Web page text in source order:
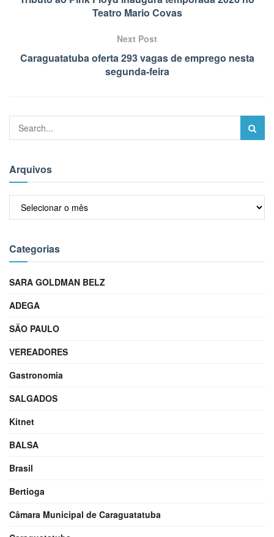
Teatro Mario Covas
Next Post
Caraguatatuba oferta 293 vagas de emprego nesta
segunda-feira
Arquivos
Categorias
SARA GOLDMAN BELZ
ADEGA
SÃO PAULO
VEREADORES
Gastronomia
SALGADOS
Kitnet
BALSA
Brasil
Bertioga
Câmara Municipal de Caraguatatuba